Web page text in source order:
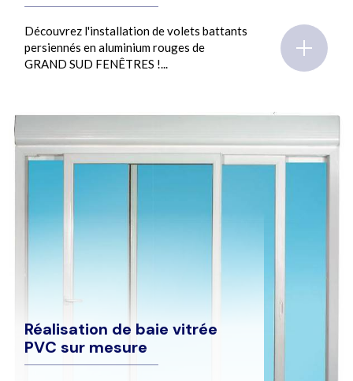
Découvrez l'installation de volets battants
persiennés en aluminium rouges de
GRAND SUD FENÊTRES !...
Réalisation de baie vitrée
PVC sur mesure